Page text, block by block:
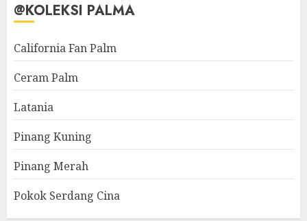
@KOLEKSI PALMA
California Fan Palm
Ceram Palm
Latania
Pinang Kuning
Pinang Merah
Pokok Serdang Cina